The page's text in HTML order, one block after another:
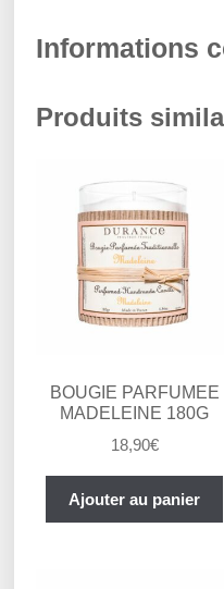
Informations
Produits
BOUGIE PARFUMEE
MADELEINE 180G
18,90€
Ajouter au panier